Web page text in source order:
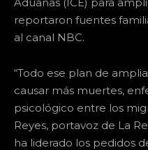
reportaron fuentes
al canal NBC.
“Todo ese plan de
causar más muertes,
psicológico entre los
Reyes, portavoz de La
ha liderado los pedidos